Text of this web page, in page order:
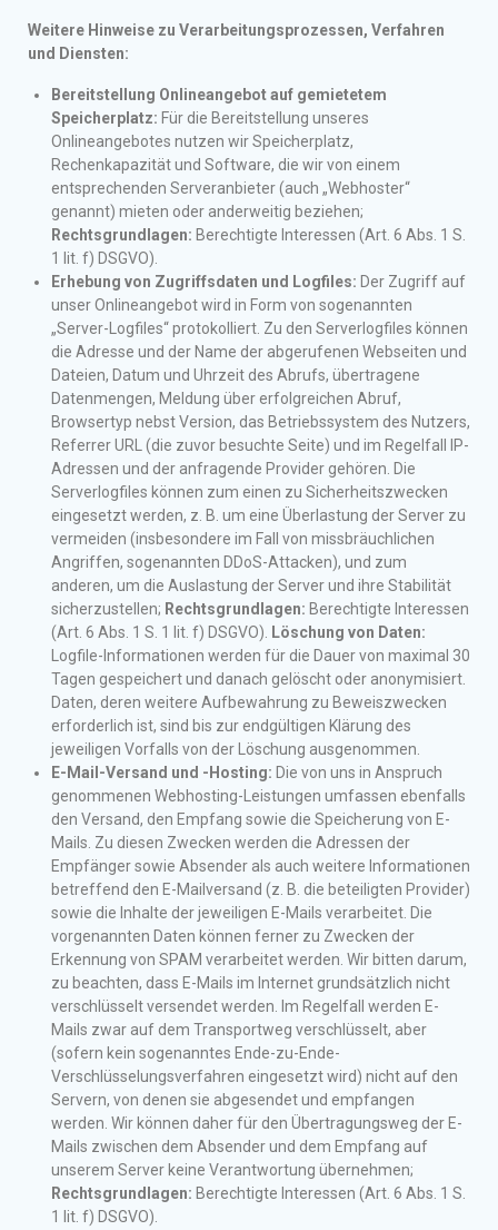
Weitere Hinweise zu Verarbeitungsprozessen, Verfahren
und Diensten:
Bereitstellung Onlineangebot auf gemietetem
Speicherplatz: Für die Bereitstellung unseres
Onlineangebotes nutzen wir Speicherplatz,
Rechenkapazität und Software, die wir von einem
entsprechenden Serveranbieter (auch „Webhoster“
genannt) mieten oder anderweitig beziehen;
Rechtsgrundlagen: Berechtigte Interessen (Art. 6 Abs. 1 S.
1 lit. f) DSGVO).
Erhebung von Zugriffsdaten und Logfiles: Der Zugriff auf
unser Onlineangebot wird in Form von sogenannten
„Server-Logfiles“ protokolliert. Zu den Serverlogfiles können
die Adresse und der Name der abgerufenen Webseiten und
Dateien, Datum und Uhrzeit des Abrufs, übertragene
Datenmengen, Meldung über erfolgreichen Abruf,
Browsertyp nebst Version, das Betriebssystem des Nutzers,
Referrer URL (die zuvor besuchte Seite) und im Regelfall IP-
Adressen und der anfragende Provider gehören. Die
Serverlogfiles können zum einen zu Sicherheitszwecken
eingesetzt werden, z. B. um eine Überlastung der Server zu
vermeiden (insbesondere im Fall von missbräuchlichen
Angriffen, sogenannten DDoS-Attacken), und zum
anderen, um die Auslastung der Server und ihre Stabilität
sicherzustellen; Rechtsgrundlagen: Berechtigte Interessen
(Art. 6 Abs. 1 S. 1 lit. f) DSGVO).
Löschung von Daten:
Logfile-Informationen werden für die Dauer von maximal 30
Tagen gespeichert und danach gelöscht oder anonymisiert.
Daten, deren weitere Aufbewahrung zu Beweiszwecken
erforderlich ist, sind bis zur endgültigen Klärung des
jeweiligen Vorfalls von der Löschung ausgenommen.
E-Mail-Versand und -Hosting: Die von uns in Anspruch
genommenen Webhosting-Leistungen umfassen ebenfalls
den Versand, den Empfang sowie die Speicherung von E-
Mails. Zu diesen Zwecken werden die Adressen der
Empfänger sowie Absender als auch weitere Informationen
betreffend den E-Mailversand (z. B. die beteiligten Provider)
sowie die Inhalte der jeweiligen E-Mails verarbeitet. Die
vorgenannten Daten können ferner zu Zwecken der
Erkennung von SPAM verarbeitet werden. Wir bitten darum,
zu beachten, dass E-Mails im Internet grundsätzlich nicht
verschlüsselt versendet werden. Im Regelfall werden E-
Mails zwar auf dem Transportweg verschlüsselt, aber
(sofern kein sogenanntes Ende-zu-Ende-
Verschlüsselungsverfahren eingesetzt wird) nicht auf den
Servern, von denen sie abgesendet und empfangen
werden. Wir können daher für den Übertragungsweg der E-
Mails zwischen dem Absender und dem Empfang auf
unserem Server keine Verantwortung übernehmen;
Rechtsgrundlagen: Berechtigte Interessen (Art. 6 Abs. 1 S.
1 lit. f) DSGVO).